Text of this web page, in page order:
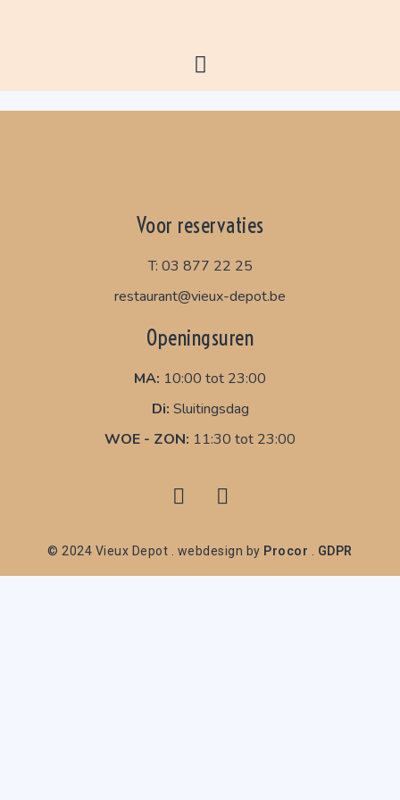
Voor reservaties
T: 03 877 22 25
restaurant@vieux-depot.be
Openingsuren
MA: 10:00 tot 23:00
Di: Sluitingsdag
WOE - ZON: 11:30 tot 23:00
© 2024 Vieux Depot . webdesign by Procor GDPR